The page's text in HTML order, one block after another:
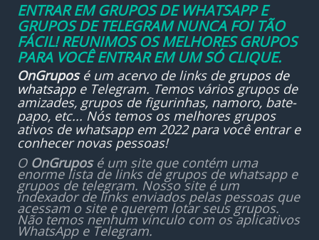
ENTRAR EM GRUPOS DE WHATSAPP E
GRUPOS DE TELEGRAM NUNCA FOI TÃO
FÁCIL! REUNIMOS OS MELHORES GRUPOS
PARA VOCÊ ENTRAR EM UM SÓ CLIQUE.
OnGruposé um acervo de links de grupos de
whatsappe Telegram. Temos vários grupos de
amizades, grupos de figurinhas, namoro, bate-
papo, etc... Nós temos os melhores grupos
ativos de whatsapp em 2022 para você entrar e
conhecer novas pessoas!
O OnGruposé um site que contém uma
enorme lista de links de grupos de whatsapp e
grupos de telegram. Nosso site é um
indexador de links enviados pelas pessoas que
acessam o site e querem lotar seus grupos.
Não temos nenhum vínculo com os aplicativos
WhatsApp e Telegram.